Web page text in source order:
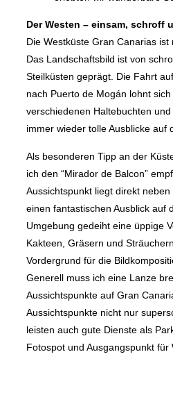
Der Westen – einsam, schroff
Die Westküste Gran Canarias
Das Landschaftsbild ist von
Steilküsten geprägt. Die Fahrt
nach Puerto de Mogán lohnt
verschiedenen Haltebuchten
immer wieder tolle Ausblicke auf
Als besonderen Tipp an der
ich den “Mirador de Balcon”
Aussichtspunkt liegt direkt
einen fantastischen Ausblick auf
Umgebung gedeiht eine üppige
Kakteen, Gräsern und
Vordergrund für die
Generell muss ich eine Lanze
Aussichtspunkte auf Gran
Aussichtspunkte nicht nur
leisten auch gute Dienste als
Fotospot und Ausgangspunkt für